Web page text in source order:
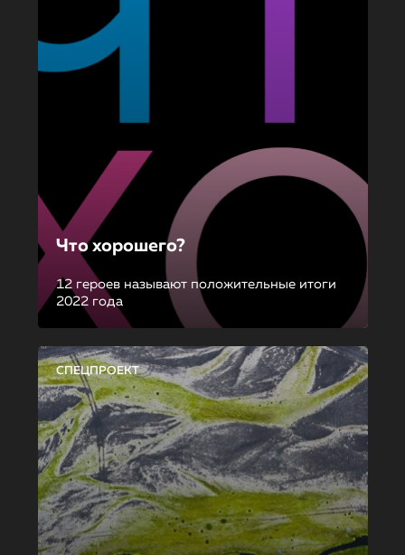
Что хорошего?
12 героев называют положительные итоги
2022 года
СПЕЦПРОЕКТ